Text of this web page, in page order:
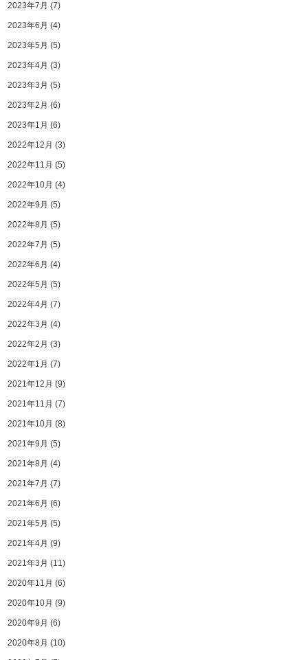
2023年7月 (7)
2023年6月 (4)
2023年5月 (5)
2023年4月 (3)
2023年3月 (5)
2023年2月 (6)
2023年1月 (6)
2022年12月 (3)
2022年11月 (5)
2022年10月 (4)
2022年9月 (5)
2022年8月 (5)
2022年7月 (5)
2022年6月 (4)
2022年5月 (5)
2022年4月 (7)
2022年3月 (4)
2022年2月 (3)
2022年1月 (7)
2021年12月 (9)
2021年11月 (7)
2021年10月 (8)
2021年9月 (5)
2021年8月 (4)
2021年7月 (7)
2021年6月 (6)
2021年5月 (5)
2021年4月 (9)
2021年3月 (11)
2020年11月 (6)
2020年10月 (9)
2020年9月 (6)
2020年8月 (10)